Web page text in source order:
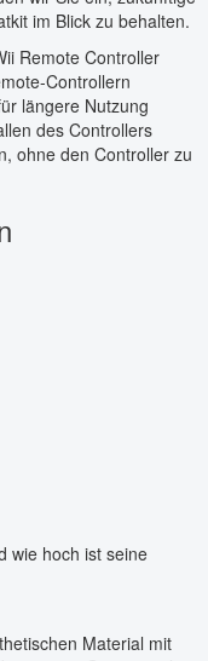
im Blick zu behalten.
Remote Controller
Controllern
längere Nutzung
des Controllers
ohne den Controller zu
wie hoch ist seine
Material mit